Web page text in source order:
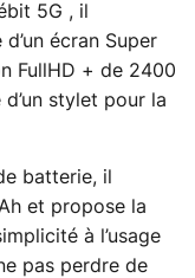
5G , il
écran Super
FullHD + de 2400
stylet pour la
batterie, il
et propose la
à l’usage
pas perdre de